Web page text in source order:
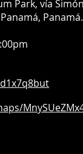
Park, vía
Panamá.
8but